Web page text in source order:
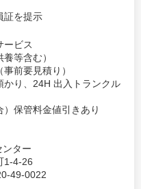
証を提示
ービス
等含む）
前要見積り）
かり、24H 出入トランクル
保管料金値引きあり
ンター
1-4-26
49-0022